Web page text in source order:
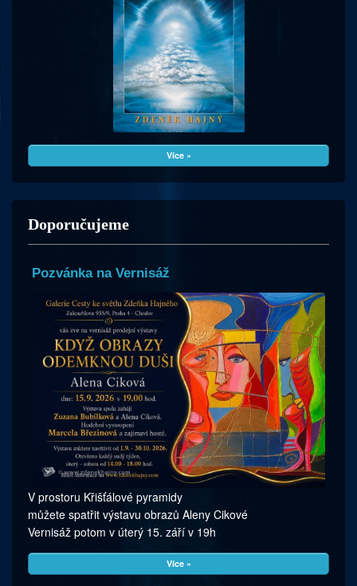
Více »
Doporučujeme
Pozvánka na Vernisáž
V prostoru Křišťálové pyramidy
můžete spatřit výstavu obrazů Aleny Cikové
Vernisáž potom v úterý 15. září v 19h
Více »